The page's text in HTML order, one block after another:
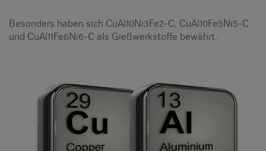
Besonders haben sich CuAl10Ni3Fe2-C, CuAl10Fe5Ni5-C
und CuAl11Fe6Ni6-C als Gießwerkstoffe bewährt.